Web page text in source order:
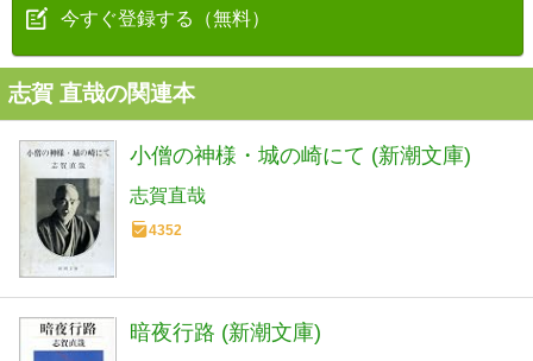
今すぐ登録する（無料）
志賀 直哉の関連本
小僧の神様・城の崎にて (新潮文庫)
志賀直哉
4352
暗夜行路 (新潮文庫)